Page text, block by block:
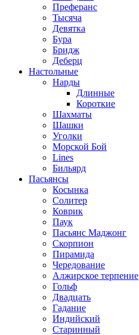
Преферанс
Тысяча
Девятка
Бура
Бридж
Деберц
Настольные
Нарды
Длинные
Короткие
Шахматы
Шашки
Уголки
Морской Бой
Lines
Бильярд
Пасьянсы
Косынка
Солитер
Коврик
Паук
Пасьянс Маджонг
Скорпион
Пирамида
Чередование
Алжирское терпение
Гольф
Двадцать
Гадание
Индийский
Старинный